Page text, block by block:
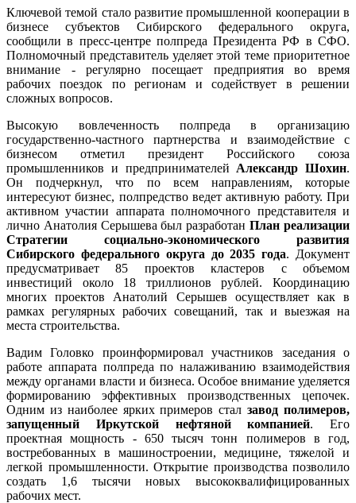
Ключевой темой стало развитие промышленной кооперации в
бизнесе субъектов Сибирского федерального округа,
сообщили в пресс-центре полпреда Президента РФ в СФО.
Полномочный представитель уделяет этой теме приоритетное
внимание - регулярно посещает предприятия во время
рабочих поездок по регионам и содействует в решении
сложных вопросов.
Высокую вовлеченность полпреда в организацию
государственно-частного партнерства и взаимодействие с
бизнесом отметил президент Российского союза
промышленников и предпринимателей Александр Шохин.
Он подчеркнул, что по всем направлениям, которые
интересуют бизнес, полпредство ведет активную работу. При
активном участии аппарата полномочного представителя и
лично Анатолия Серышева был разработанПлан реализации
Стратегии социально-экономического развития
Сибирского федерального округа до 2035 года. Документ
предусматривает 85 проектов кластеров с объемом
инвестиций около 18 триллионов рублей. Координацию
многих проектов Анатолий Серышев осуществляет как в
рамках регулярных рабочих совещаний, так и выезжая на
места строительства.
Вадим Головко проинформировал участников заседания о
работе аппарата полпреда по налаживанию взаимодействия
между органами власти и бизнеса. Особое внимание уделяется
формированию эффективных производственных цепочек.
Одним из наиболее ярких примеров сталзавод полимеров,
запущенный Иркутской нефтяной компанией. Его
проектная мощность - 650 тысяч тонн полимеров в год,
востребованных в машиностроении, медицине, тяжелой и
легкой промышленности. Открытие производства позволило
создать 1,6 тысячи новых высококвалифицированных
рабочих мест.